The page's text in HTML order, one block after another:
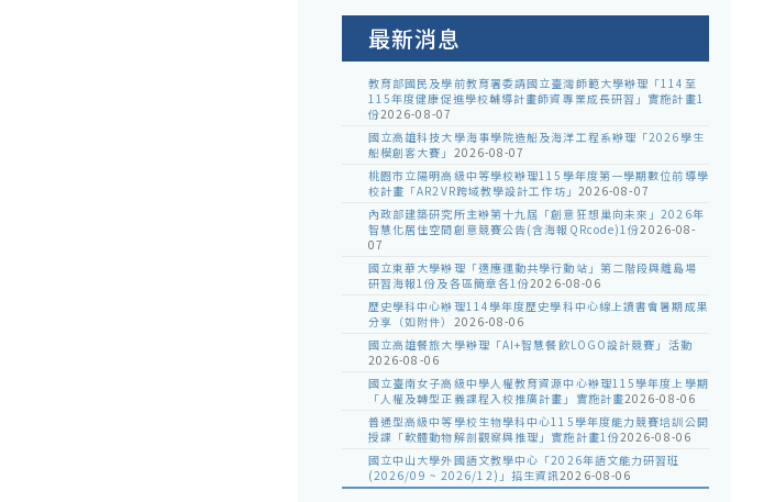
最新消息
教育部國民及學前教育署委請國立臺灣師範大學辦理「114至
115年度健康促進學校輔導計畫師資專業成長研習」實施計畫1
份2026-08-07
國立高雄科技大學海事學院造船及海洋工程系辦理「2026學生
船模創客大賽」 2026-08-07
桃園市立陽明高級中等學校辦理115學年度第一學期數位前導學
校計畫「AR2VR跨域教學設計工作坊」 2026-08-07
內政部建築研究所主辦第十九屆「創意狂想巢向未來」2026年
智慧化居住空間創意競賽公告(含海報QRcode)1份2026-08-
07
國立東華大學辦理「適應運動共學行動站」第二階段與離島場
研習海報1份及各區簡章各1份2026-08-06
歷史學科中心辦理114學年度歷史學科中心線上讀書會暑期成果
分享（如附件） 2026-08-06
國立高雄餐旅大學辦理「AI+智慧餐飲LOGO設計競賽」活動
2026-08-06
國立臺南女子高級中學人權教育資源中心辦理115學年度上學期
「人權及轉型正義課程入校推廣計畫」實施計畫2026-08-06
普通型高級中等學校生物學科中心115學年度能力競賽培訓公開
授課「軟體動物解剖觀察與推理」實施計畫1份2026-08-06
國立中山大學外國語文教學中心「2026年語文能力研習班
(2026/09 ~ 2026/12)」招生資訊2026-08-06